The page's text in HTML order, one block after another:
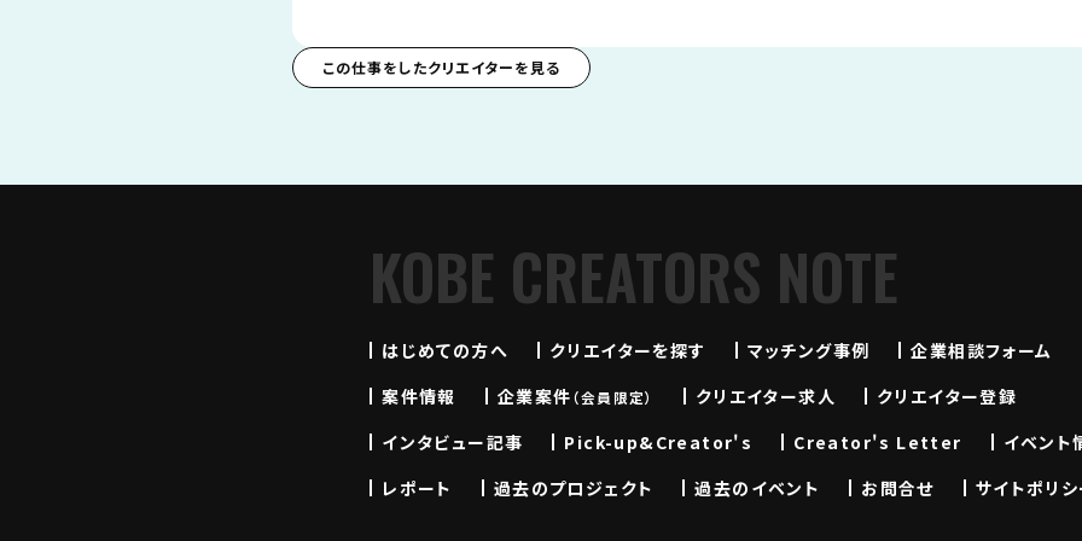
この仕事をしたクリエイターを見る
KOBE CREATORS NOTE
はじめての方へ クリエイターを探す マッチング事例
企業相談フォーム
案件情報
企業案件（会員限定） クリエイター求人
クリエイター登録
インタビュー記事
Pick-up&Creator's Creator's Letter
イベント
レポート
過去のプロジェクト 過去のイベント お問合せ サイトポリ